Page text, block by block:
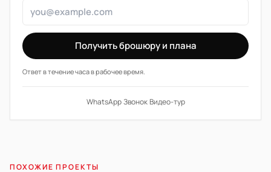
Получить брошюру и плана
Ответ в течение часа в рабочее время.
WhatsApp·Звонок·Видео-тур
ПОХОЖИЕ ПРОЕКТЫ